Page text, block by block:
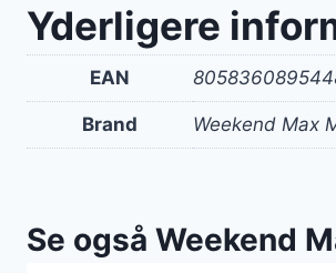
Yderligere
EAN
Brand Weekend Max
Se også Weekend